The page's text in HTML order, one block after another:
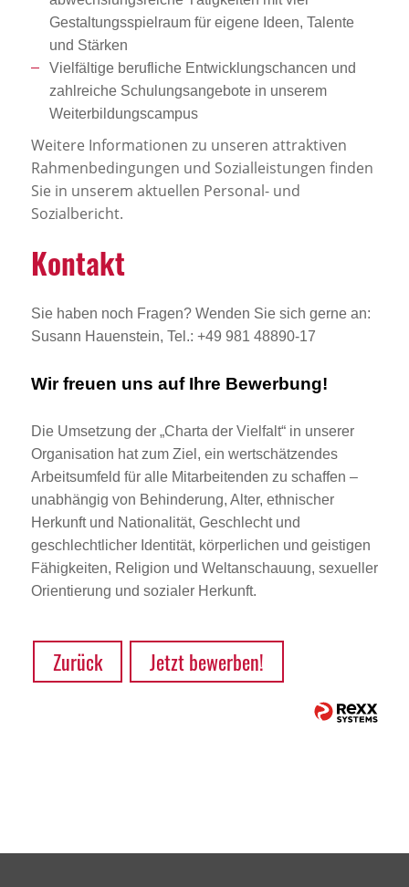
Gestaltungsspielraum für eigene Ideen, Talente
und Stärken
Vielfältige berufliche Entwicklungschancen und
zahlreiche Schulungsangebote in unserem
Weiterbildungscampus
Weitere Informationen zu unseren attraktiven
Rahmenbedingungen und Sozialleistungen finden
Sie in unserem aktuellen Personal- und
Sozialbericht.
Kontakt
Sie haben noch Fragen? Wenden Sie sich gerne an:
Susann Hauenstein, Tel.: +49 981 48890-17
Wir freuen uns auf Ihre Bewerbung!
Die Umsetzung der „Charta der Vielfalt“ in unserer
Organisation hat zum Ziel, ein wertschätzendes
Arbeitsumfeld für alle Mitarbeitenden zu schaffen –
unabhängig von Behinderung, Alter, ethnischer
Herkunft und Nationalität, Geschlecht und
geschlechtlicher Identität, körperlichen und geistigen
Fähigkeiten, Religion und Weltanschauung, sexueller
Orientierung und sozialer Herkunft.
Zurück Jetzt bewerben!